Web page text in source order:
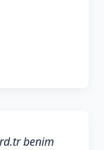
benim